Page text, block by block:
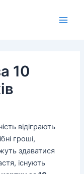
10
відіграють
гроші,
здаватися
існують